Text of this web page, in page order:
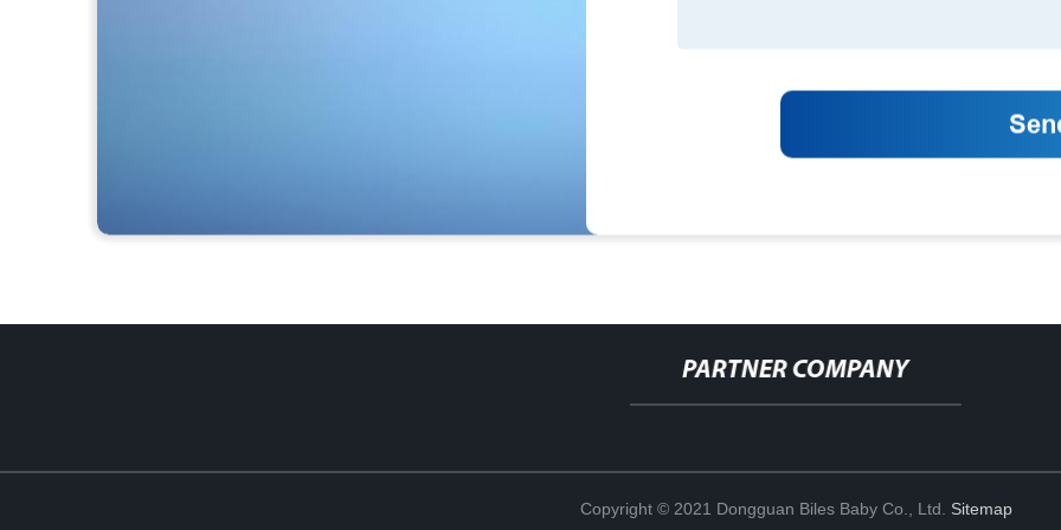
PARTNER COMPANY
Copyright © 2021 Dongguan Biles Baby Co., Ltd. Sitemap